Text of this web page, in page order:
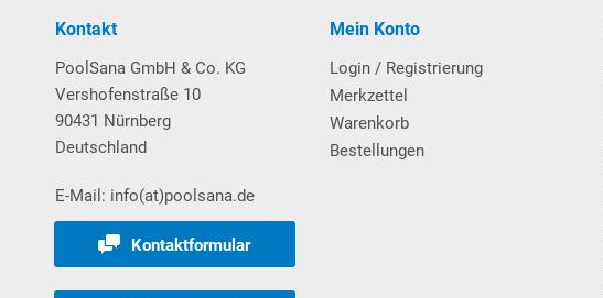
Kontakt
PoolSana GmbH & Co. KG
Vershofenstraße 10
90431 Nürnberg
Deutschland
E-Mail: info(at)poolsana.de
Kontaktformular
Mein Konto
Login / Registrierung
Merkzettel
Warenkorb
Bestellungen